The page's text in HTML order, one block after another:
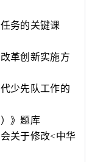
务的关键课
革创新实施方
少先队工作的
》题库
关于修改<中华